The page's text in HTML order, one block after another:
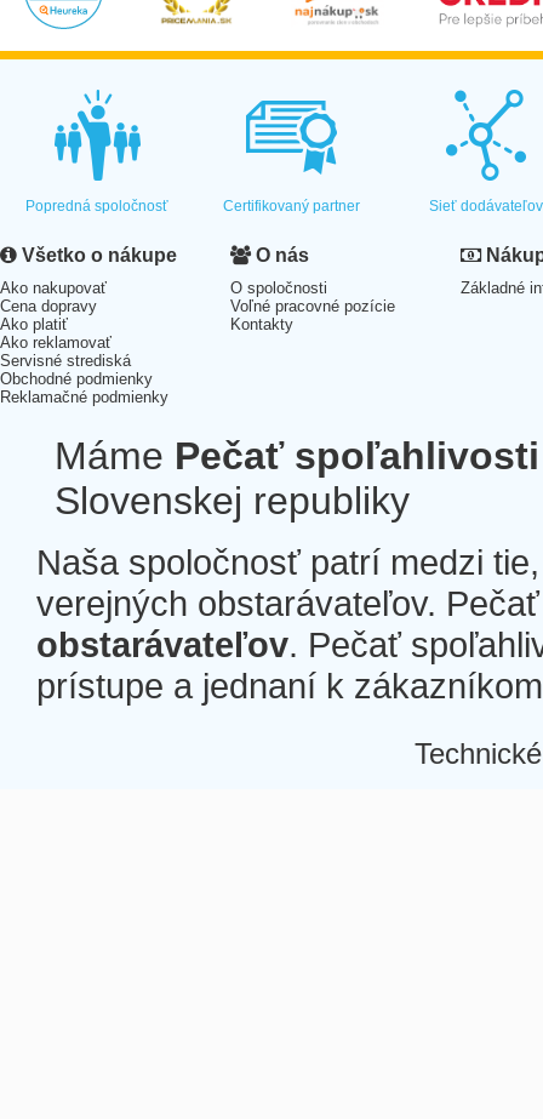
Popredná spoločnosť Certifikovaný partner Sieť dodávateľov
Všetko o nákupe
Ako nakupovať
Cena dopravy
Ako platiť
Ako reklamovať
Servisné strediská
Obchodné podmienky
Reklamačné podmienky
O nás
O spoločnosti
Voľné pracovné pozície
Kontakty
Základné
Máme Pečať spoľahlivosti
Slovenskej republiky
Naša spoločnosť patrí medzi
verejných obstarávateľov.
obstarávateľov. Pečať
prístupe a jednaní k